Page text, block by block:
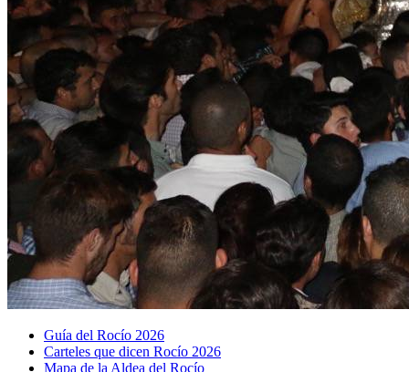
Guía del Rocío 2026
Carteles que dicen Rocío 2026
Mapa de la Aldea del Rocío